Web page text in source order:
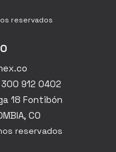
reservados
912 0402
18 Fontibón
CO
reservados